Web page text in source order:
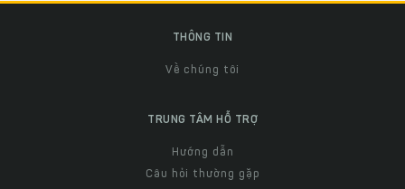
THÔNG TIN
Về chúng tôi
TRUNG TÂM HỖ TRỢ
Hướng dẫn
Câu hỏi thường gặp